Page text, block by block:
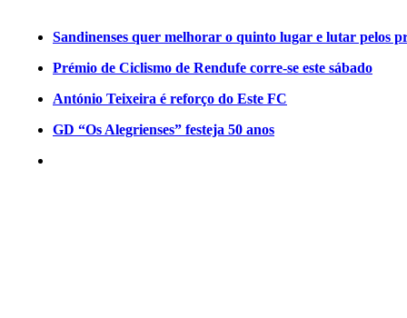
Sandinenses quer melhorar o quinto lugar e lutar pelos
Prémio de Ciclismo de Rendufe corre-se este sábado
António Teixeira é reforço do Este FC
GD “Os Alegrienses” festeja 50 anos